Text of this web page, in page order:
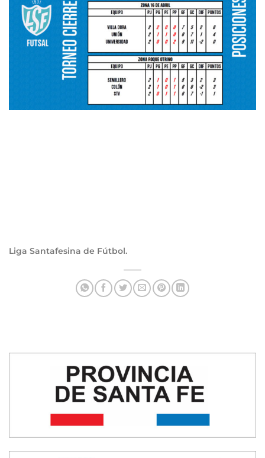
Liga Santafesina de Fútbol.